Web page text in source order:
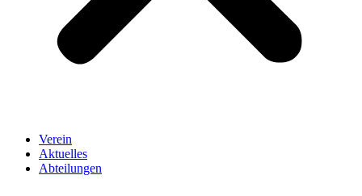
Verein
Aktuelles
Abteilungen